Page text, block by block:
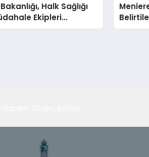
Halk Sağlığı
Ekipleri
İçin Talimat Verdi
Tedavi